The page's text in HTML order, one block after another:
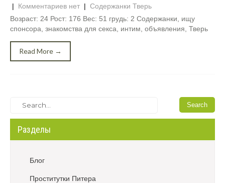
| Комментариев нет | Содержанки Тверь
Возраст: 24 Рост: 176 Вес: 51 грудь: 2 Содержанки, ищу
спонсора, знакомства для секса, интим, объявления, Тверь
Read More →
Разделы
Блог
Проститутки Питера